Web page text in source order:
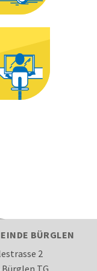
BÜRGLEN
2